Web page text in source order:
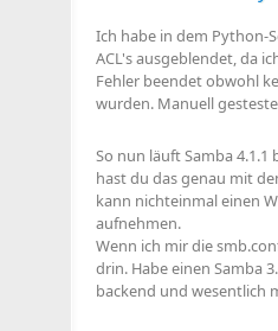
Ich habe in dem Python-
ACL's ausgeblendet, da
Fehler beendet obwohl
wurden. Manuell
So nun läuft Samba 4.1.1
hast du das genau mit
kann nichteinmal einen
aufnehmen.
Wenn ich mir die
drin. Habe einen Samba
backend und wesentlich